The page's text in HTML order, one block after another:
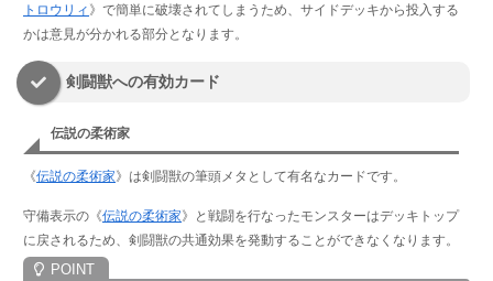
トロウリィ 》で簡単に破壊されてしまうため、サイドデッキから投入する
かは意見が分かれる部分となります。
剣闘獣への有効カード
伝説の柔術家
《伝説の柔術家》は剣闘獣の筆頭メタとして有名なカードです。
守備表示の《伝説の柔術家》と戦闘を行なったモンスターはデッキトップ
に戻されるため、剣闘獣の共通効果を発動することができなくなります。